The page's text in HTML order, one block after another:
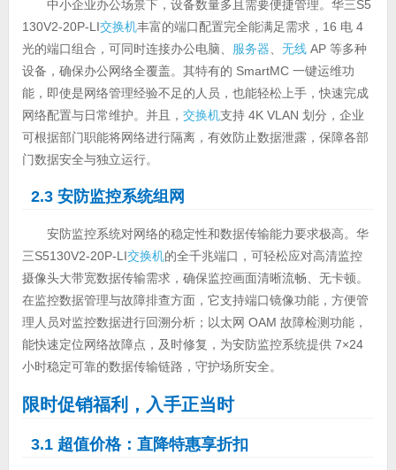
中小企业办公场景下，设备数量多且需要便捷管理。华三S5
130V2-20P-LI交换机丰富的端口配置完全能满足需求，16 电 4
光的端口组合，可同时连接办公电脑、 服务器 无线AP 等多种
设备，确保办公网络全覆盖。其特有的 SmartMC 一键运维功
能，即使是网络管理经验不足的人员，也能轻松上手，快速完成
网络配置与日常维护。并且， 交换机支持 4K VLAN 划分，企业
可根据部门职能将网络进行隔离，有效防止数据泄露，保障各部
门数据安全与独立运行。
2.3 安防监控系统组网
安防监控系统对网络的稳定性和数据传输能力要求极高。华
三S5130V2-20P-LI交换机的全千兆端口，可轻松应对高清监控
摄像头大带宽数据传输需求，确保监控画面清晰流畅、无卡顿。
在监控数据管理与故障排查方面，它支持端口镜像功能，方便管
理人员对监控数据进行回溯分析；以太网 OAM 故障检测功能，
能快速定位网络故障点，及时修复，为安防监控系统提供 7×24
小时稳定可靠的数据传输链路，守护场所安全。
限时促销福利，入手正当时
3.1 超值价格：直降特惠享折扣